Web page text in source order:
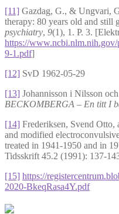
[11] Gazdag, G., & Ungvari,
therapy: 80 years old and still
psychiatry, 9(1), 1. P. 3.
https://
9-1.pdf]
[12] SvD 1962-05-29
[13] Johannisson i Nilsson
BECKOMBERGA – En titt I
[14] Frederiksen, Svend
and modified
treated in 1941-1950 and in
Tidsskrift 45.2 (1991): 137-
[15] https://
2020-BkeqRasa4Y.pdf